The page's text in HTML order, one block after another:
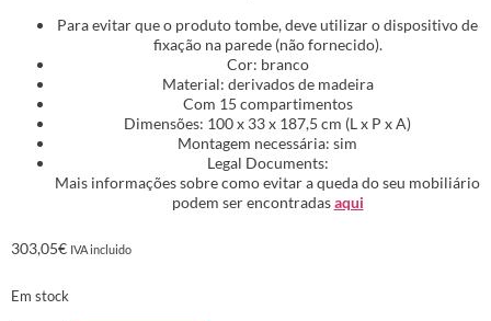
Para evitar que o produto tombe, deve utilizar o dispositivo de
fixação na parede (não fornecido).
Cor: branco
Material: derivados de madeira
Com 15 compartimentos
Dimensões: 100 x 33 x 187,5 cm (L x P x A)
Montagem necessária: sim
Legal Documents:
Mais informações sobre como evitar a queda do seu mobiliário
podem ser encontradasaqui
303,05€ IVA incluido
Em stock